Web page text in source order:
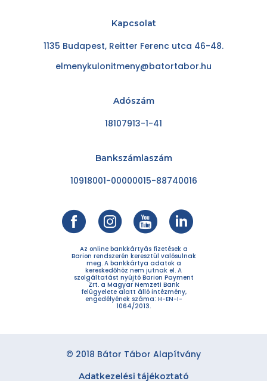
Kapcsolat
1135 Budapest, Reitter Ferenc utca 46-48.
elmenykulonitmeny@batortabor.hu
Adószám
18107913-1-41
Bankszámlaszám
10918001-00000015-88740016
Az online bankkártyás fizetések a
Barion rendszerén keresztül valósulnak
meg. A bankkártya adatok a
kereskedőhöz nem jutnak el. A
szolgáltatást nyújtó Barion Payment
Zrt. a Magyar Nemzeti Bank
felügyelete alatt álló intézmény,
engedélyének száma: H-EN-I-
1064/2013.
© 2018 Bátor Tábor Alapítvány
Adatkezelési tájékoztató